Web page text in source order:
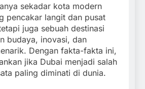
sekadar kota modern
pencakar langit dan pusat
juga sebuah destinasi
budaya, inovasi, dan
Dengan fakta-fakta ini,
jika Dubai menjadi salah
paling diminati di dunia.